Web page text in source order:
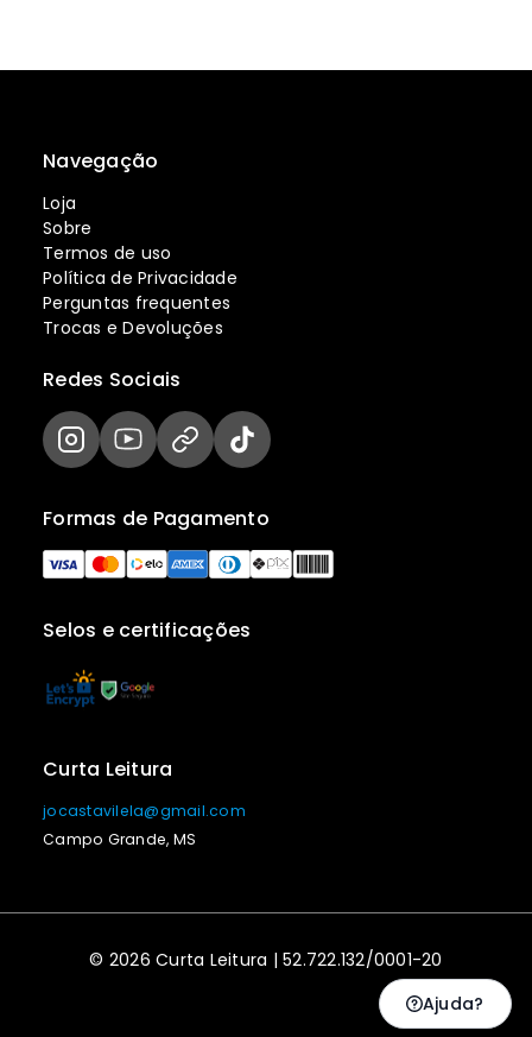
Navegação
Loja
Sobre
Termos de uso
Política de Privacidade
Perguntas frequentes
Trocas e Devoluções
Selos e certificações
Formas de Pagamento
Redes Sociais
Curta Leitura
jocastavilela@gmail.com
Campo Grande, MS
© 2026 Curta Leitura | 52.722.132/0001-20
Ajuda?